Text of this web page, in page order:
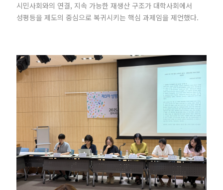
시민사회와의 연결, 지속 가능한 재생산 구조가 대학사회에서
성평등을 제도의 중심으로 복귀시키는 핵심 과제임을 제언했다.